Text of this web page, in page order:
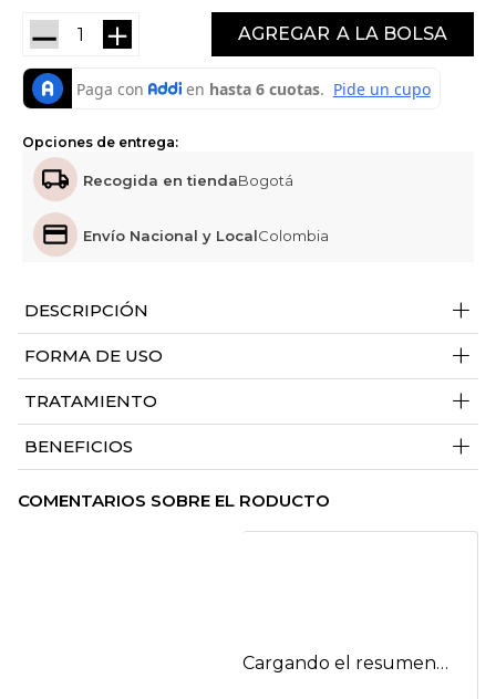
＋
－ AGREGAR
Opciones de entrega:
Recogida en tiendaBogotá
Envío Nacional y LocalColombia
DESCRIPCIÓN +
FORMA DE USO +
TRATAMIENTO +
BENEFICIOS +
COMENTARIOS SOBRE EL RODUCTO
Cargando el resumen…